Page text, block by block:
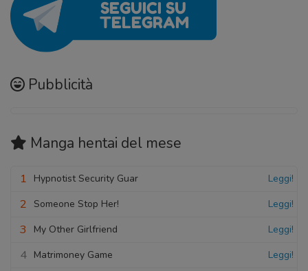
Pubblicità
Manga hentai del mese
1 Hypnotist Security Guar Leggi!
2 Someone Stop Her! Leggi!
3 My Other Girlfriend Leggi!
4 Matrimoney Game Leggi!